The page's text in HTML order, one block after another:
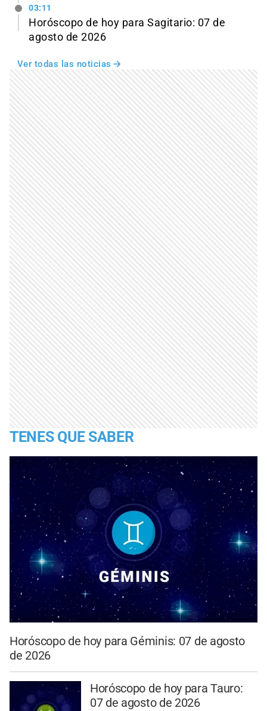
03:11
Horóscopo de hoy para Sagitario: 07 de
agosto de 2026
Ver todas las noticias
TENES QUE SABER
Horóscopo de hoy para Géminis: 07 de agosto
de 2026
Horóscopo de hoy para Tauro:
07 de agosto de 2026